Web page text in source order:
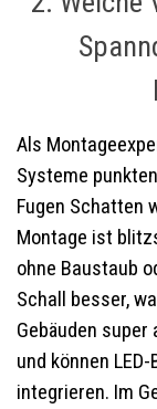
Als
Systeme
Fugen Schatten
Montage ist
ohne Baustaub
Schall besser,
Gebäuden
und können
integrieren. Im